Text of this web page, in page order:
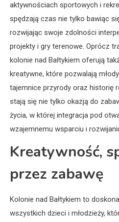
aktywnościach sportowych i
spędzają czas nie tylko bawiąc
rozwijając swoje zdolności
projekty i gry terenowe. Oprócz
kolonie nad Bałtykiem oferują
kreatywne, które pozwalają
tajemnice przyrody oraz historię
stają się nie tylko okazją do
życia, w której integracja pod
wzajemnemu wsparciu i
Kreatywność,
przez zabawę
Kolonie nad Bałtykiem to
wszystkich dzieci i młodzieży,